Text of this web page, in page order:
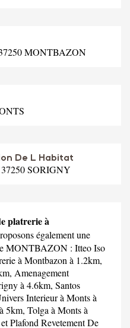
MONTBAZON
De L Habitat
SORIGNY
platrerie à
également une
MONTBAZON : Itteo Iso
à Montbazon à 1.2km,
Amenagement
à 4.6km, Santos
Interieurà Monts à
5km, Tolga à Monts à
Plafond Revetement De